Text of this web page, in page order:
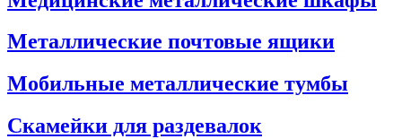
Металлические почтовые ящики
Мобильные металлические тумбы
Скамейки для раздевалок